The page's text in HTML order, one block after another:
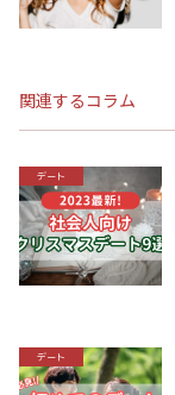
関連するコラム
デート
デート